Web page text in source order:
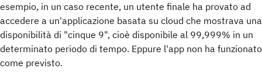
esempio, in un caso recente, un utente finale ha provato ad
accedere a un'applicazione basata su cloud che mostrava una
disponibilità di "cinque 9", cioè disponibile al 99,999% in un
determinato periodo di tempo. Eppure l'app non ha funzionato
come previsto.